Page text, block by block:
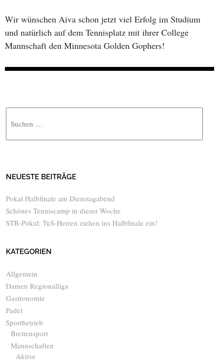
Wir wünschen Aiva schon jetzt viel Erfolg im Studium
und natürlich auf dem Tennisplatz mit ihrer College
Mannschaft den Minnesota Golden Gophers!
NEUESTE BEITRÄGE
Pokal Halbfinale am Dienstagabend
Schönes Tenniscamp in dieser Woche
STB-Pokal: TuS-Herren ziehen ins Halbfinale ein!
KATEGORIEN
Allgemein
Damen Regionalliga
Gastronomie
Padel
Sportbetrieb
Breitensport
Mannschaften
Aktive